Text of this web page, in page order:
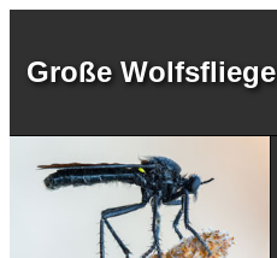
Große Wolfsfliege